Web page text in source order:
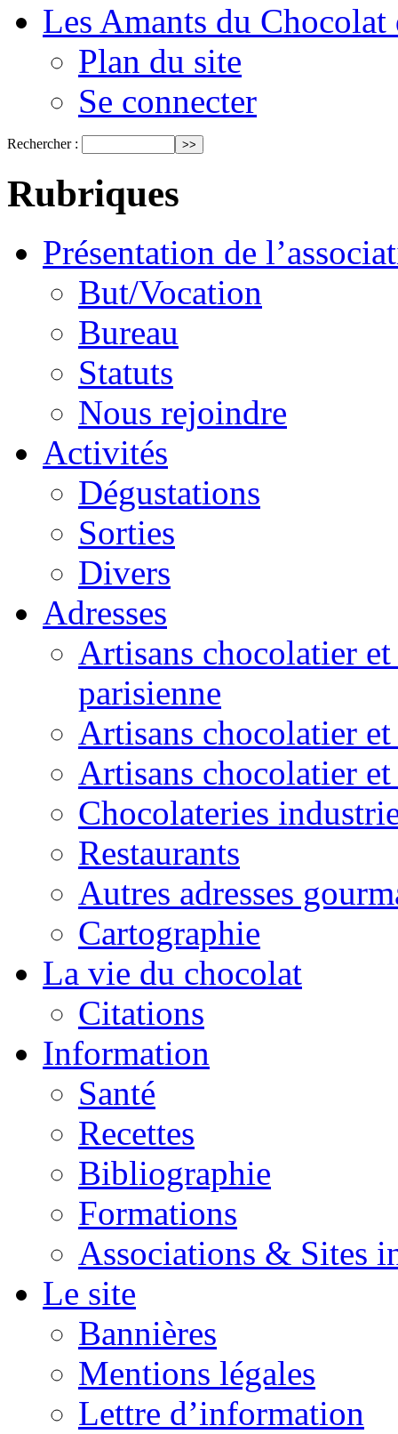
Les Amants du
Plan du site
Se connecter
Rechercher :
Rubriques
Présentation de
But/Vocation
Bureau
Statuts
Nous rejoindre
Activités
Dégustations
Sorties
Divers
Adresses
Artisans chocolatier
parisienne
Artisans chocolatier
Artisans chocolatier
Chocolateries
Restaurants
Autres adresses
Cartographie
La vie du chocolat
Citations
Information
Santé
Recettes
Bibliographie
Formations
Associations & Sites
Le site
Bannières
Mentions légales
Lettre d’information